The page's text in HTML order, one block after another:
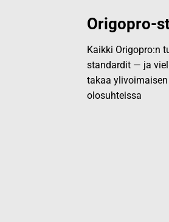
Origopro-
Kaikki Origopro:n
standardit — ja
takaa
olosuhteissa